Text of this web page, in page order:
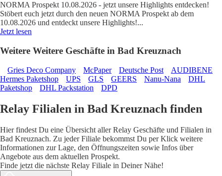
NORMA Prospekt 10.08.2026 - jetzt unsere Highlights entdecken!
Stöbert euch jetzt durch den neuen NORMA Prospekt ab dem
10.08.2026 und entdeckt unsere Highlights!...
Jetzt lesen
Weitere Weitere Geschäfte in Bad Kreuznach
Gries Deco Company McPaper Deutsche Post
AUDIBENE
Hermes Paketshop
UPS GLS GEERS Nanu-Nana
DHL
Paketshop
DHL Packstation DPD
Relay Filialen in Bad Kreuznach finden
Hier findest Du eine Übersicht aller Relay Geschäfte und Filialen in
Bad Kreuznach. Zu jeder Filiale bekommst Du per Klick weitere
Informationen zur Lage, den Öffnungszeiten sowie Infos über
Angebote aus dem aktuellen Prospekt.
Finde jetzt die nächste Relay Filiale in Deiner Nähe!